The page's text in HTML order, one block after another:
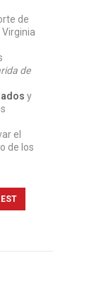
de
de
y
el
de los